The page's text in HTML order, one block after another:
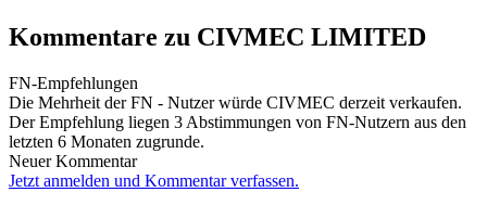
Kommentare zu CIVMEC LIMITED
FN-Empfehlungen
Die Mehrheit der FN - Nutzer würde CIVMEC derzeit verkaufen.
Der Empfehlung liegen 3 Abstimmungen von FN-Nutzern aus den
letzten 6 Monaten zugrunde.
Neuer Kommentar
Jetzt anmelden und Kommentar verfassen.